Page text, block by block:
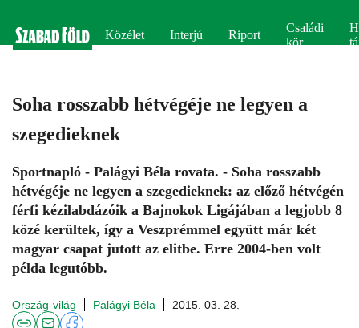
Közélet Interjú Riport
Családi
kör
Soha rosszabb hétvégéje ne legyen a
szegedieknek
Sportnapló - Palágyi Béla rovata. - Soha rosszabb
hétvégéje ne legyen a szegedieknek: az előző hétvégén
férfi kézilabdázóik a Bajnokok Ligájában a legjobb 8
közé kerültek, így a Veszprémmel együtt már két
magyar csapat jutott az elitbe. Erre 2004-ben volt
példa legutóbb.
Ország-világ Palágyi Béla 2015. 03. 28.